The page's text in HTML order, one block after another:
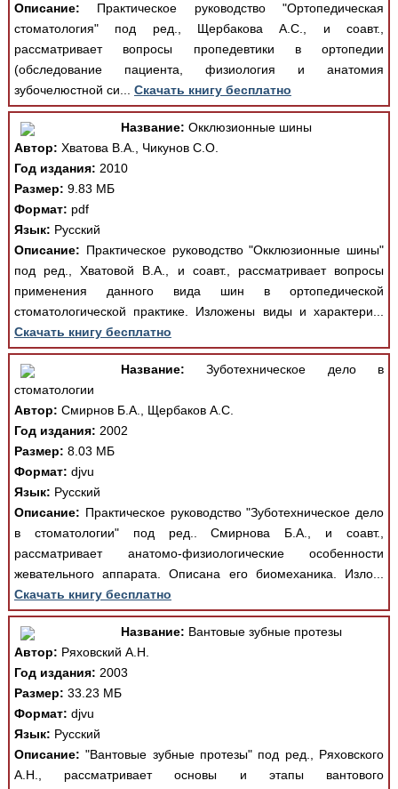
Описание: Практическое руководство "Ортопедическая
стоматология" под ред., Щербакова А.С., и соавт.,
рассматривает вопросы пропедевтики в ортопедии
(обследование пациента, физиология и анатомия
зубочелюстной си... Скачать книгу бесплатно
Название: Окклюзионные шины
Автор: Хватова В.А., Чикунов С.О.
Год издания: 2010
Размер: 9.83 МБ
Формат: pdf
Язык: Русский
Описание: Практическое руководство "Окклюзионные шины"
под ред., Хватовой В.А., и соавт., рассматривает вопросы
применения данного вида шин в ортопедической
стоматологической практике. Изложены виды и характери...
Скачать книгу бесплатно
Название: Зуботехническое дело в
стоматологии
Автор: Смирнов Б.А., Щербаков А.С.
Год издания: 2002
Размер: 8.03 МБ
Формат: djvu
Язык: Русский
Описание: Практическое руководство "Зуботехническое дело
в стоматологии" под ред.. Смирнова Б.А., и соавт.,
рассматривает анатомо-физиологические особенности
жевательного аппарата. Описана его биомеханика. Изло...
Скачать книгу бесплатно
Название: Вантовые зубные протезы
Автор: Ряховский А.Н.
Год издания: 2003
Размер: 33.23 МБ
Формат: djvu
Язык: Русский
Описание: "Вантовые зубные протезы" под ред., Ряховского
А.Н., рассматривает основы и этапы вантового